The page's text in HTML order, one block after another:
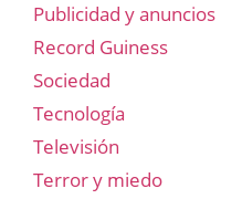
Publicidad y anuncios
Record Guiness
Sociedad
Tecnología
Televisión
Terror y miedo